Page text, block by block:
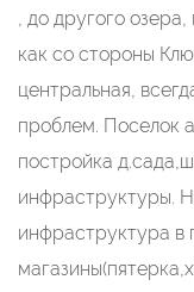
, до другого
как со стороны
центральная,
проблем. Поселок
постройка
инфраструктуры.
инфраструктура в